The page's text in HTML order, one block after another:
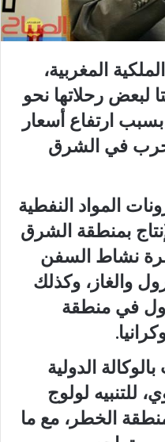
المغربية،
لبعض رحلاتها نحو
ارتفاع أسعار
في الشرق
المواد النفطية
بمنطقة الشرق
نشاط السفن
والغاز، وكذلك
في منطقة
الدولية
للتنبيه لولوج
الخطر، مع ما